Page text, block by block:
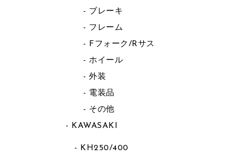
ブレーキ
フレーム
Fフォーク/Rサス
ホイール
外装
電装品
その他
KAWASAKI
KH250/400